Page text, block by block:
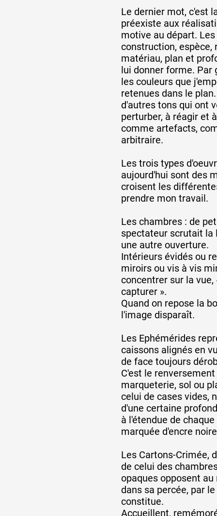
Collection vidéos
Candidater
Le dernier mot, c'est
préexiste aux
motive au départ.
construction, espèce,
matériau, plan et
lui donner forme. Par
les couleurs que
retenues dans le
d'autres tons qui ont
perturber, à réagir et
comme artefacts,
arbitraire.
Les trois types
aujourd'hui sont des
croisent les
prendre mon travail.
Les chambres : de
spectateur scrutait la
une autre ouverture.
Intérieurs évidés ou
miroirs ou vis à vis
concentrer sur la
capturer ».
Quand on repose la
l'image disparaît.
Les Ephémérides
caissons alignés en
de face toujours
C'est le
marqueterie, sol ou
celui de cases vides,
d'une certaine
à l'étendue de
marquée d'encre
Les Cartons-Crimée,
de celui des
opaques opposent
dans sa percée, par
constitue.
Accueillent,